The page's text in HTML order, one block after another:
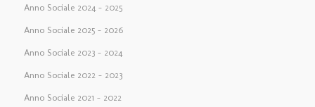
Anno Sociale 2024 – 2025
Anno Sociale 2025 – 2026
Anno Sociale 2023 – 2024
Anno Sociale 2022 – 2023
Anno Sociale 2021 – 2022